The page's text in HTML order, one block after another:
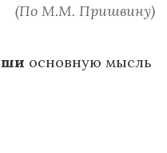
(По М.М. Пришвину)
основную мысль